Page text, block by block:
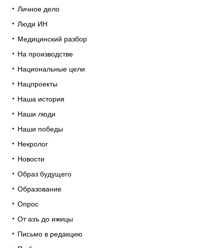
Личное дело
Люди ИН
Медицинский разбор
На производстве
Национальные цели
Нацпроекты
Наша история
Наши люди
Наши победы
Некролог
Новости
Образ будущего
Образование
Опрос
От азъ до ижицы
Письмо в редакцию